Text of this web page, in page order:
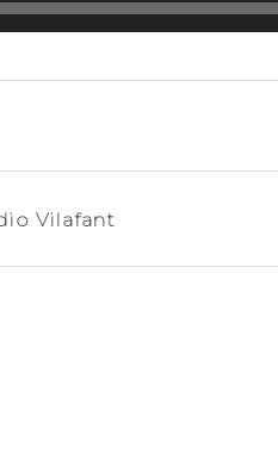
Vilafant